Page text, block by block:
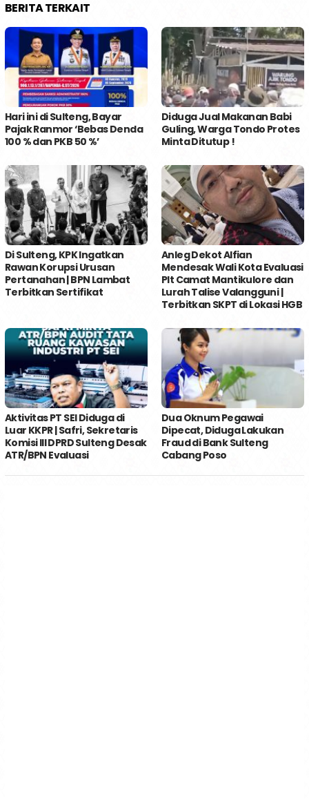
BERITA TERKAIT
Hari ini di Sulteng, Bayar
Pajak Ranmor ‘Bebas Denda
100 % dan PKB 50 %’
Diduga Jual Makanan Babi
Guling, Warga Tondo Protes
Minta Ditutup !
Di Sulteng, KPK Ingatkan
Rawan Korupsi Urusan
Pertanahan | BPN Lambat
Terbitkan Sertifikat
Anleg Dekot Alfian
Mendesak Wali Kota Evaluasi
Plt Camat Mantikulore dan
Lurah Talise Valangguni |
Terbitkan SKPT di Lokasi HGB
Aktivitas PT SEI Diduga di
Luar KKPR | Safri, Sekretaris
Komisi III DPRD Sulteng Desak
ATR/BPN Evaluasi
Dua Oknum Pegawai
Dipecat, Diduga Lakukan
Fraud di Bank Sulteng
Cabang Poso